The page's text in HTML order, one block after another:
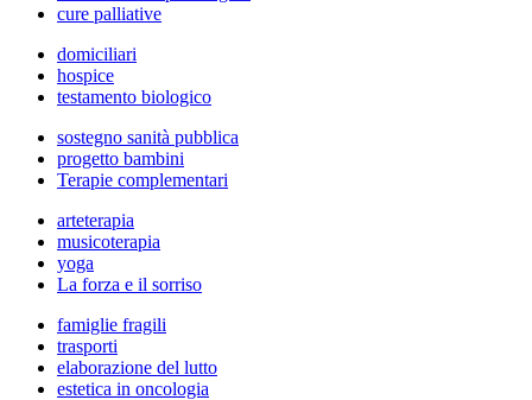
cure palliative
domiciliari
hospice
testamento biologico
sostegno sanità pubblica
progetto bambini
Terapie complementari
arteterapia
musicoterapia
yoga
La forza e il sorriso
famiglie fragili
trasporti
elaborazione del lutto
estetica in oncologia